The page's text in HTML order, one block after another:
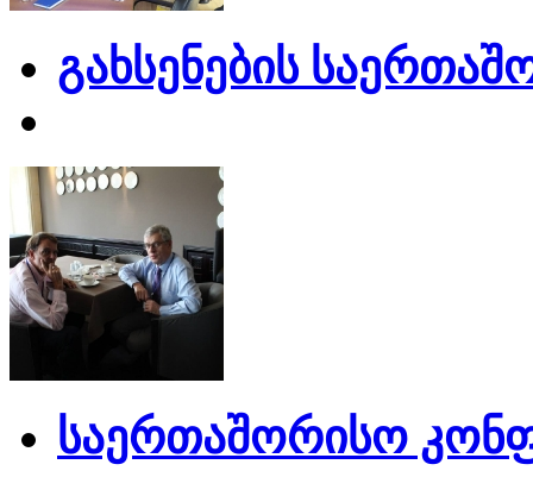
გახსენების
საერთაშორისო